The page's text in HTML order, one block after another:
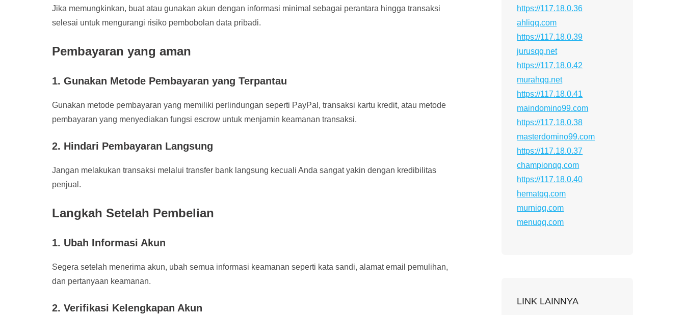
Jika memungkinkan, buat atau gunakan akun dengan informasi minimal sebagai perantara hingga transaksi
selesai untuk mengurangi risiko pembobolan data pribadi.
Pembayaran yang aman
1. Gunakan Metode Pembayaran yang Terpantau
Gunakan metode pembayaran yang memiliki perlindungan seperti PayPal, transaksi kartu kredit, atau metode
pembayaran yang menyediakan fungsi escrow untuk menjamin keamanan transaksi.
2. Hindari Pembayaran Langsung
Jangan melakukan transaksi melalui transfer bank langsung kecuali Anda sangat yakin dengan kredibilitas
penjual.
Langkah Setelah Pembelian
1. Ubah Informasi Akun
Segera setelah menerima akun, ubah semua informasi keamanan seperti kata sandi, alamat email pemulihan,
dan pertanyaan keamanan.
2. Verifikasi Kelengkapan Akun
https://117.18.0.36
ahliqq.com
https://117.18.0.39
jurusqq.net
https://117.18.0.42
murahqq.net
https://117.18.0.41
maindomino99.com
https://117.18.0.38
masterdomino99.com
https://117.18.0.37
championqq.com
https://117.18.0.40
hematqq.com
murniqq.com
menuqq.com
LINK LAINNYA